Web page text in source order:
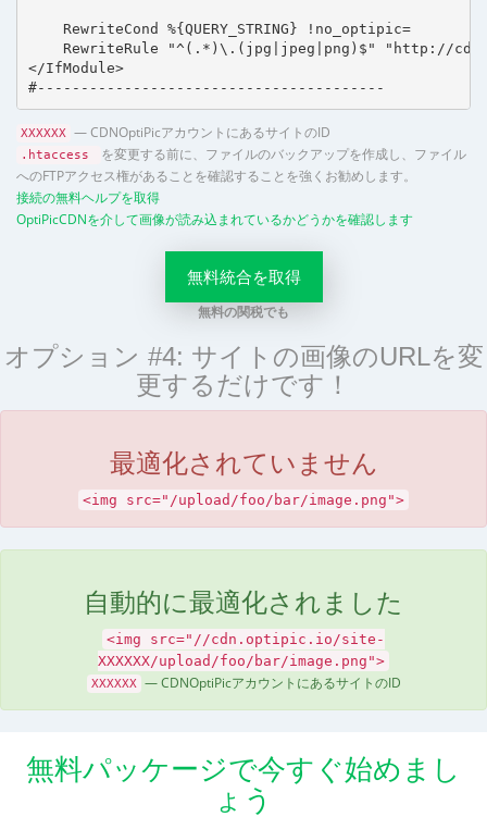
    RewriteCond %{QUERY_STRING} !no_optipic=
RewriteRule "^(.*)\.(jpg|jpeg|png)$" "http://
</IfModule>
#----------------------------------------
XXXXXX — CDNOptiPicアカウントにあるサイトのID
.htaccess
を変更する前に、ファイルのバックアップを作成し、ファイル
へのFTPアクセス権があることを確認することを強くお勧めします。
接続の無料ヘルプを取得
OptiPicCDNを介して画像が読み込まれているかどうかを確認します
無料統合を取得
無料の関税でも
オプション #4: サイトの画像のURLを変
更するだけです！
最適化されていません
<img src="/upload/foo/bar/image.png">
自動的に最適化されました
<img src="//cdn.optipic.io/site-
XXXXXX/upload/foo/bar/image.png">
XXXXXX — CDNOptiPicアカウントにあるサイトのID
無料パッケージで今すぐ始めまし
ょう